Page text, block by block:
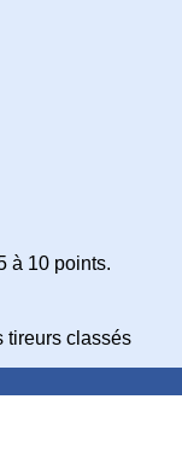
à 10 points.
tireurs classés